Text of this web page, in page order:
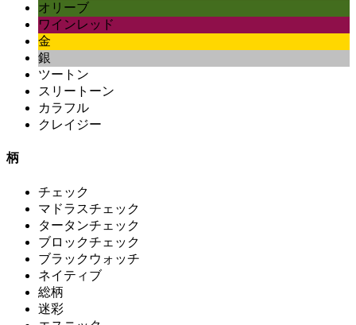
オリーブ
ワインレッド
金
銀
ツートン
スリートーン
カラフル
クレイジー
柄
チェック
マドラスチェック
タータンチェック
ブロックチェック
ブラックウォッチ
ネイティブ
総柄
迷彩